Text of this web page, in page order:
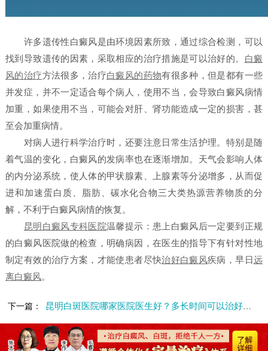
许多遗传性白癜风是由环境因素所致，通过综合检测，可以
找到导致遗传的因素，采取相应的治疗措施是可以治好的。 白癜
风的治疗方法很多，治疗白癜风的药物有很多种，但是都有一些
并发症，并不一定适合每个病人，使用不当，会导致白癜风病情
加重，如果使用不当，可能会对肝、肾功能造成一定的损害，甚
至会加重病情。
对病人进行科学治疗时，还要注意日常生活护理。特别是随
着气温的变化，白癜风的发病率也在逐渐增加。天气会影响人体
的内分泌系统，使人体的甲状腺素、上腺素等分泌增多，从而促
进和加速蛋白质、脂肪、碳水化合物三大类热源营养物质的分
解，不利于白癜风病情的恢复。
昆明白癜风专科医院温馨提示：患上白癜风后一定要到正规
的白癜风医院做的检查，明确病因，在医生的指导下有针对性地
制定有效的治疗方案，才能使患者尽快治好白癜风疾病，早日远
离白癜风。
下一篇： 昆明白斑医院哪家医院医生好？多长时间可以治好白癜风